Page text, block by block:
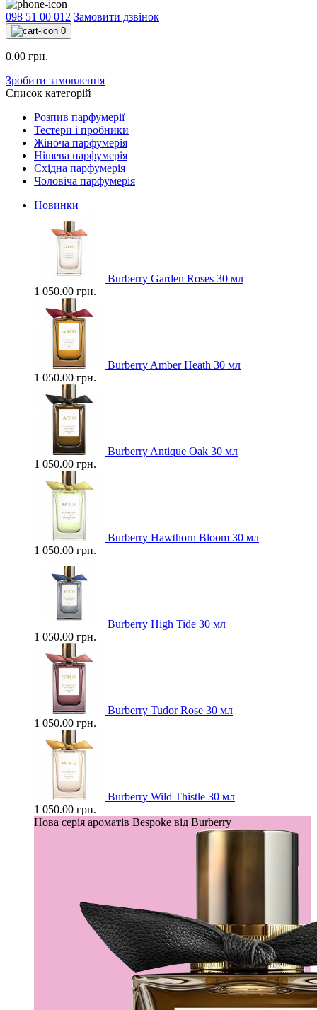
098 51 00 012 Замовити дзвінок
0
0.00 грн.
Зробити замовлення
Список категорій
Розпив парфумерії
Тестери і пробники
Жіноча парфумерія
Нішева парфумерія
Східна парфумерія
Чоловіча парфумерія
Новинки
Burberry Garden Roses 30 мл
1 050.00 грн.
Burberry Amber Heath 30 мл
1 050.00 грн.
Burberry Antique Oak 30 мл
1 050.00 грн.
Burberry Hawthorn Bloom 30 мл
1 050.00 грн.
Burberry High Tide 30 мл
1 050.00 грн.
Burberry Tudor Rose 30 мл
1 050.00 грн.
Burberry Wild Thistle 30 мл
1 050.00 грн.
Нова серія ароматів Bespoke від Burberry